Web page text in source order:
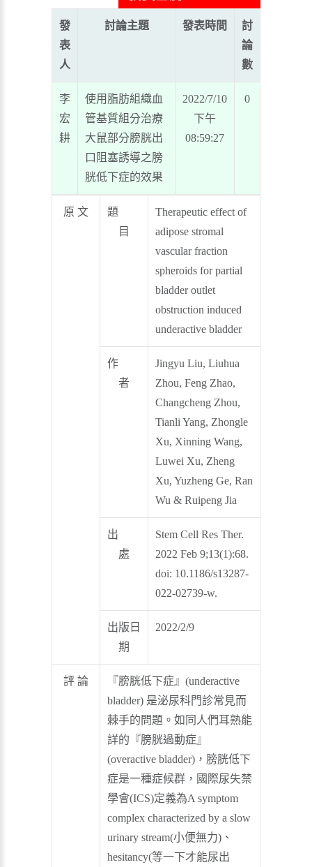
發
表
人
討論主題 發表時間
討
論
數
李
宏
耕
使用脂肪組織血
管基質組分治療
大鼠部分膀胱出
口阻塞誘導之膀
胱低下症的效果
2022/7/10
下午
08:59:27
0
原 文
題
目
Therapeutic effect of
adipose stromal
vascular fraction
spheroids for partial
bladder outlet
obstruction induced
underactive bladder
作
者
Jingyu Liu, Liuhua
Zhou, Feng Zhao,
Changcheng Zhou,
Tianli Yang, Zhongle
Xu, Xinning Wang,
Luwei Xu, Zheng
Xu, Yuzheng Ge, Ran
Wu & Ruipeng Jia
出
處
Stem Cell Res Ther.
2022 Feb 9;13(1):68.
doi: 10.1186/s13287-
022-02739-w.
出版日
期
2022/2/9
評 論
『膀胱低下症』(underactive
bladder) 是泌尿科門診常見而
棘手的問題。如同人們耳熟能
詳的『膀胱過動症』
(overactive bladder)，膀胱低下
症是一種症候群，國際尿失禁
學會(ICS)定義為A symptom
complex characterized by a slow
urinary stream(小便無力)、
hesitancy(等一下才能尿出